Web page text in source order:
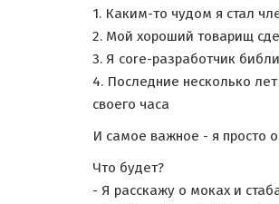
1. Каким-то чудом я стал
2. Мой хороший товарищ
3. Я core-разработчик
4. Последние несколько
своего часа
И самое важное - я просто
Что будет?
- Я расскажу о моках и